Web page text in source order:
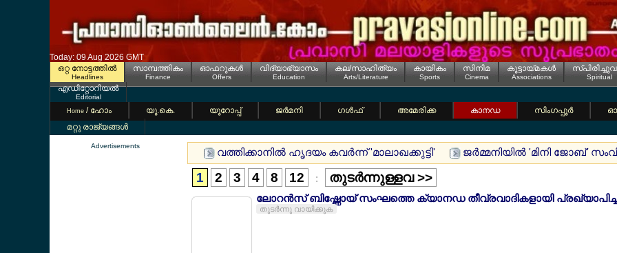
Today: 09 Aug 2026 GMT
ഒറ്റ നോട്ടത്തില്‍
Headlines
സാമ്പത്തികം
Finance
ഓഫറുകള്‍
Offers
വിദ്യാഭ്യാസം
Education
കല/സാഹിത്യം
Arts/Literature
കായികം
Sports
സിനിമ
Cinema
കൂട്ടായ്മകള്‍
Associations Spiritual
എഡിറ്റോറിയല്‍
Editorial
Home / ഹോം യൂ.കെ. യൂറോപ്പ് ജര്‍മനി ഗള്‍ഫ് അമേരിക്ക കാനഡ സിംഗപ്പൂര്‍
മറ്റു രാജ്യങ്ങള്‍
Advertisements
വത്തിക്കാനില്‍ ഹൃദയം കവര്‍ന്ന് 'മാലാഖക്കുട്ടി' ജര്‍മ്മനിയില്‍ 'മിനി ജോബ്'
1 2 3 4 8 12 : തുടര്‍ന്നുള്ളവ >>
ലോറന്‍സ് ബിഷ്ണോയ് സംഘത്തെ ക്യാനഡ തീവ്രവാദികളായി
തുടര്‍ന്നു വായിക്കുക